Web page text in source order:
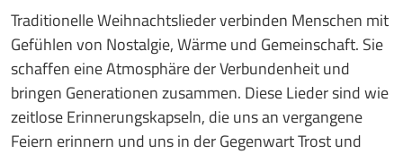
Traditionelle Weihnachtslieder verbinden Menschen mit
Gefühlen von Nostalgie, Wärme und Gemeinschaft. Sie
schaffen eine Atmosphäre der Verbundenheit und
bringen Generationen zusammen. Diese Lieder sind wie
zeitlose Erinnerungskapseln, die uns an vergangene
Feiern erinnern und uns in der Gegenwart Trost und